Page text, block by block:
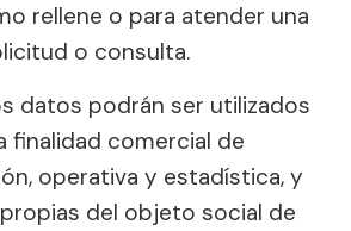
rellene o para atender una
o consulta.
datos podrán ser utilizados
finalidad comercial de
operativa y estadística, y
del objeto social de